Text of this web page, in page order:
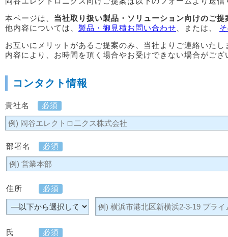
本ページは、 当社取り扱い製品・ソリューション向けのご
他内容については、 製品・御見積お問い合わせ 、または、
お互いにメリットがあるご提案のみ、当社よりご連絡いたし
内容により、お時間を頂く場合やお受けできない場合がご
コンタクト情報
貴社名 必須
部署名 必須
住所 必須
氏 必須